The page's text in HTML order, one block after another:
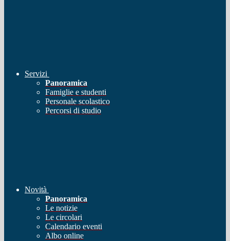
Servizi
Panoramica
Famiglie e studenti
Personale scolastico
Percorsi di studio
Novità
Panoramica
Le notizie
Le circolari
Calendario eventi
Albo online